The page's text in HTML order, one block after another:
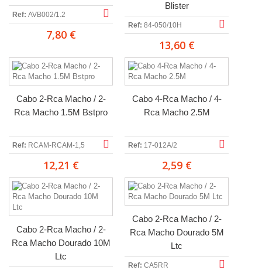
Ref: AVB002/1.2
7,80 €
Blister
Ref: 84-050/10H
13,60 €
Cabo 2-Rca Macho / 2-
Rca Macho 1.5M Bstpro
Ref: RCAM-RCAM-1,5
12,21 €
Cabo 4-Rca Macho / 4-
Rca Macho 2.5M
Ref: 17-012A/2
2,59 €
Cabo 2-Rca Macho / 2-
Rca Macho Dourado 10M
Ltc
Cabo 2-Rca Macho / 2-
Rca Macho Dourado 5M
Ltc
Ref: CA5RR